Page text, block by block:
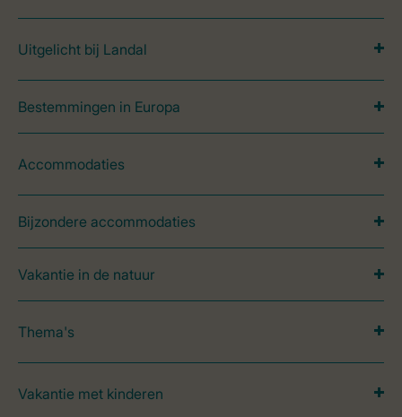
Uitgelicht bij Landal
Bestemmingen in Europa
Accommodaties
Bijzondere accommodaties
Vakantie in de natuur
Thema's
Vakantie met kinderen